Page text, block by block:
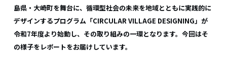
島県・大崎町を舞台に、循環型社会の未来を地域とともに実践的に
デザインするプログラム「CIRCULAR VILLAGE DESIGNING」が
令和7年度より始動し、その取り組みの一環となります。今回はそ
の様子をレポートをお届けしています。